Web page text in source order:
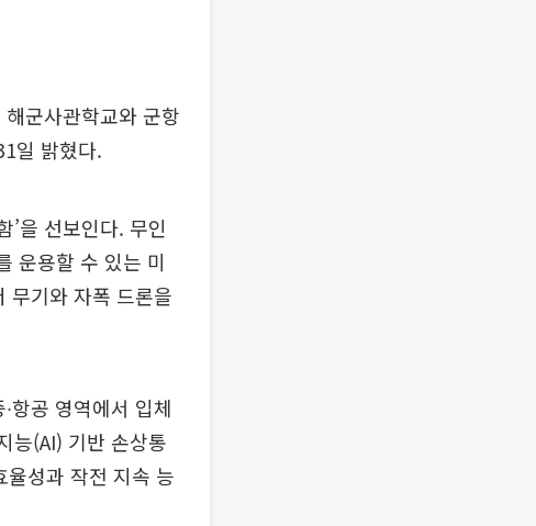
군사관학교와 군항
일 밝혔다.
’을 선보인다. 무인
운용할 수 있는 미
무기와 자폭 드론을
항공 영역에서 입체
능(AI) 기반 손상통
율성과 작전 지속 능